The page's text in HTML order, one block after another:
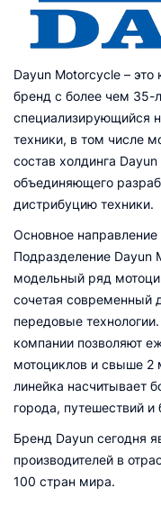
Dayun Motorcycle –
бренд с более чем 35-
специализирующийся
техники, в том числе
состав холдинга
объединяющего
дистрибуцию техники.
Основное направление
Подразделение Dayun
модельный ряд
сочетая современный
передовые
компании позволяют
мотоциклов и свыше 2
линейка насчитывает
города, путешествий
Бренд Dayun сегодня
производителей в
100 стран мира.